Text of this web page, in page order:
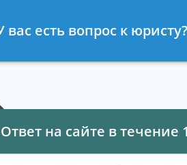
праву
на сайте в течение
вас есть вопрос к юристу?